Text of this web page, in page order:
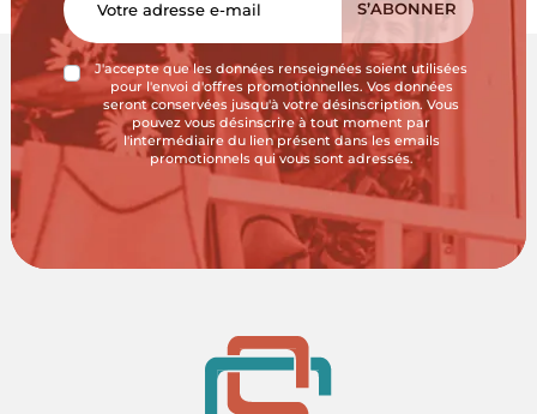
J'accepte que les données renseignées soient utilisées
pour l'envoi d'offres promotionnelles. Vos données
seront conservées jusqu'à votre désinscription. Vous
pouvez vous désinscrire à tout moment par
l'intermédiaire du lien présent dans les emails
promotionnels qui vous sont adressés.